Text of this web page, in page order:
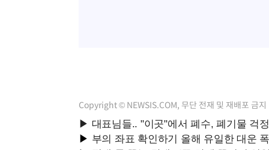
Copyright © NEWSIS.COM, 무단 전재 및 재배포 금지